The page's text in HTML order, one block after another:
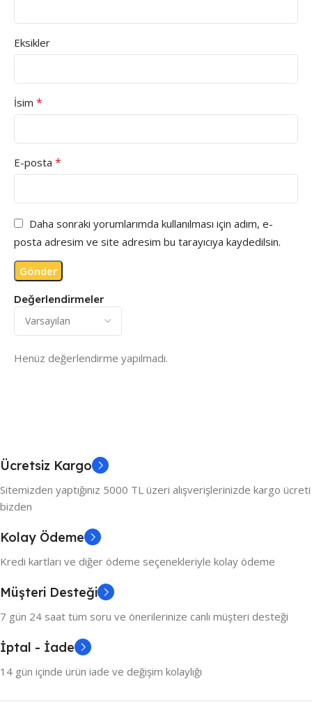
Değerlendirmeler
Henüz değerlendirme yapılmadı.
Eksikler
İsim *
E-posta *
Daha sonraki yorumlarımda kullanılması için adım, e-
posta adresim ve site adresim bu tarayıcıya kaydedilsin.
Ücretsiz Kargo
Sitemizden yaptığınız 5000 TL üzeri alışverişlerinizde kargo ücreti
bizden
Kolay Ödeme
Kredi kartları ve diğer ödeme seçenekleriyle kolay ödeme
Müşteri Desteği
7 gün 24 saat tüm soru ve önerilerinize canlı müşteri desteği
İptal - İade
14 gün içinde ürün iade ve değişim kolaylığı